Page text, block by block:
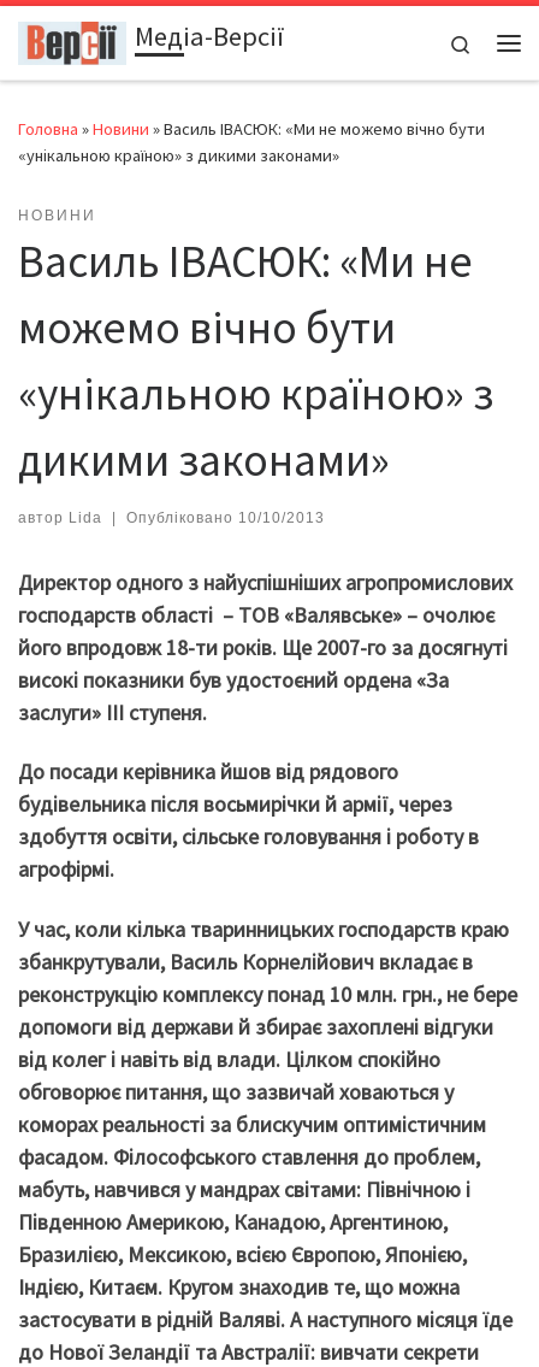
Перейти до вмістуМедіа-Версії
Search
Головна »Новини »Василь ІВАСЮК: «Ми не можемо вічно бути
«унікальною країною» з дикими законами»
НОВИНИ
Василь ІВАСЮК: «Ми не
можемо вічно бути
«унікальною країною» з
дикими законами»
автор Lida | Опубліковано 10/10/2013
Директор одного з найуспішніших агропромислових
господарств області – ТОВ «Валявське» – очолює
його впродовж 18-ти років. Ще 2007-го за досягнуті
високі показники був удостоєний ордена «За
заслуги» ІІІ ступеня.
До посади керівника йшов від рядового
будівельника після восьмирічки й армії, через
здобуття освіти, сільське головування і роботу в
агрофірмі.
У час, коли кілька тваринницьких господарств краю
збанкрутували, Василь Корнелійович вкладає в
реконструкцію комплексу понад 10 млн. грн., не бере
допомоги від держави й збирає захоплені відгуки
від колег і навіть від влади. Цілком спокійно
обговорює питання, що зазвичай ховаються у
коморах реальності за блискучим оптимістичним
фасадом. Філософського ставлення до проблем,
мабуть, навчився у мандрах світами: Північною і
Південною Америкою, Канадою, Аргентиною,
Бразилією, Мексикою, всією Європою, Японією,
Індією, Китаєм. Кругом знаходив те, що можна
застосувати в рідній Валяві. А наступного місяця їде
до Нової Зеландії та Австралії: вивчати секрети